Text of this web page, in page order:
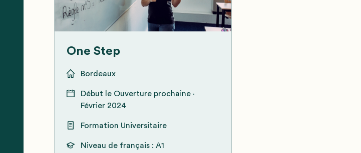
One Step
Bordeaux
Début le Ouverture prochaine ·
Février 2024
Formation Universitaire
Niveau de français : A1